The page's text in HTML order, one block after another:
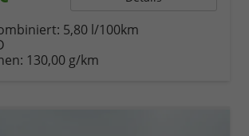
5,80 l/100km
130,00 g/km